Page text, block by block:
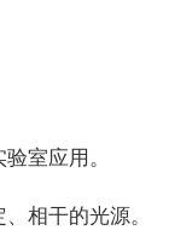
室应用。
相干的光源。